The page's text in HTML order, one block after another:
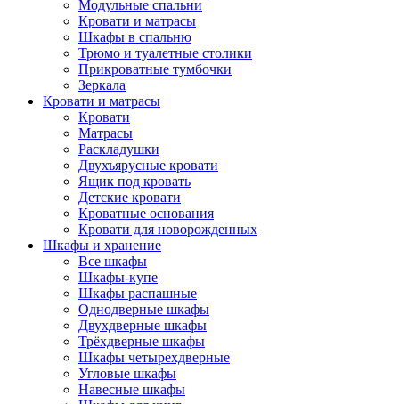
Модульные спальни
Кровати и матрасы
Шкафы в спальню
Трюмо и туалетные столики
Прикроватные тумбочки
Зеркала
Кровати и матрасы
Кровати
Матрасы
Раскладушки
Двухъярусные кровати
Ящик под кровать
Детские кровати
Кроватные основания
Кровати для новорожденных
Шкафы и хранение
Все шкафы
Шкафы-купе
Шкафы распашные
Однодверные шкафы
Двухдверные шкафы
Трёхдверные шкафы
Шкафы четырехдверные
Угловые шкафы
Навесные шкафы